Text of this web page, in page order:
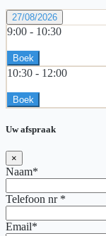
27/08/2026
9:00 - 10:30
Boek
10:30 - 12:00
Boek
Uw afspraak
×
Naam*
Telefoon nr *
Email*